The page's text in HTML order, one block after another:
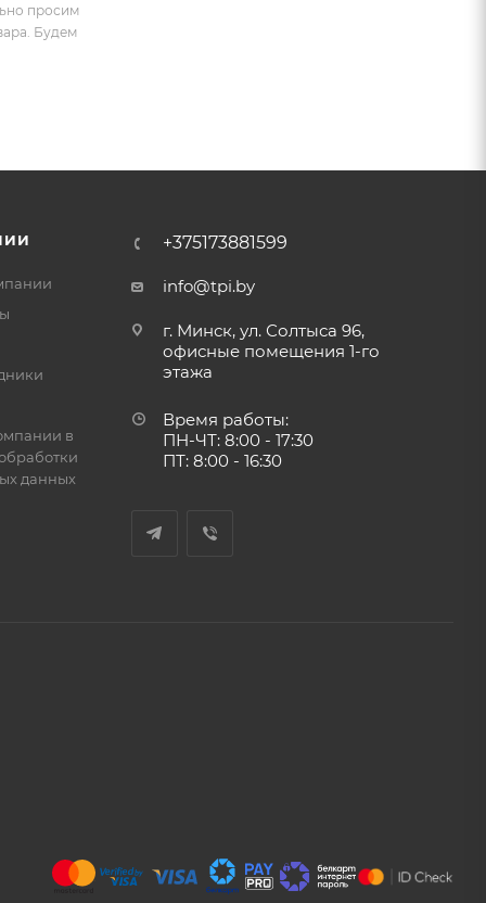
просим
Будем
в
данных
+375173881599
info@tpi.by
г. Минск, ул. Солтыса 96,
офисные помещения 1-го
этажа
Время работы:
ПН-ЧТ: 8:00 - 17:30
ПТ: 8:00 - 16:30